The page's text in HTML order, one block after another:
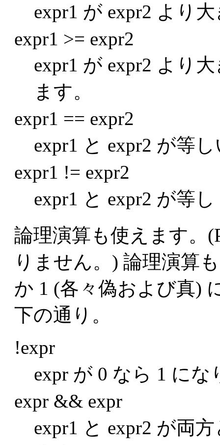
expr1 が expr2 より
expr1 >= expr2
expr1 が expr2 より
ます。
expr1 == expr2
expr1 と expr2 が等
expr1 != expr2
expr1 と expr2 が等
論理演算も使えます。
りません。) 論理演算
か 1 (各々偽および真)
下の通り。
!expr
expr が 0 なら 1 にな
expr && expr
expr1 と expr2 が両